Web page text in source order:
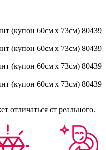
отличаться от реального.